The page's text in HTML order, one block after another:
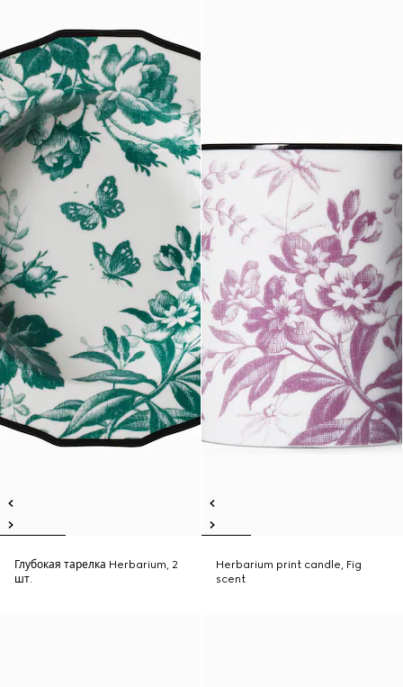
Глубокая тарелка Herbarium, 2
шт.
Herbarium print candle, Fig
scent